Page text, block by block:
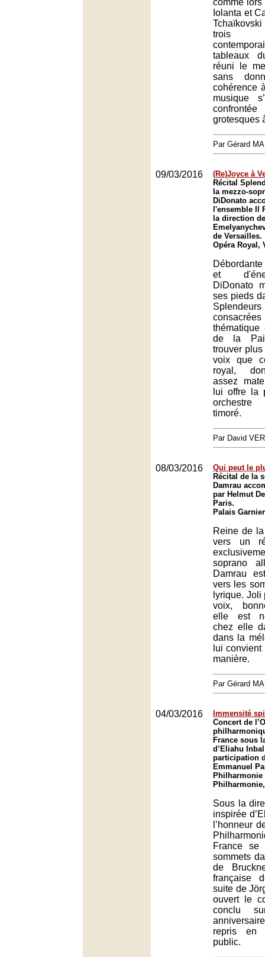
comme lors
Iolanta et
trois
tableaux
réuni le
sans
cohérence
musique
grotesques
Par Gérard
09/03/2016
(Re)Joyce à
Récital
la mezzo-
DiDonato
l'ensemble Il
la direction
de Versailles.
Opéra Royal,
et
DiDonato
ses pieds
de la
trouver
voix que
royal,
assez
lui offre la
timoré.
Par David
08/03/2016
Qui peut le
Récital de la
Damrau
par Helmut
Paris.
Palais
Reine de
vers un
soprano
Damrau
vers les
lyrique.
voix,
elle est
chez elle
dans la
lui
manière.
Par Gérard
04/03/2016
Immensité
Concert de
France sous
d’Eliahu
participation
Emmanuel
Philharmonie
Sous la
inspirée
l’honneur
France se
sommets
de
française
suite de
ouvert le
conclu
repris
public.